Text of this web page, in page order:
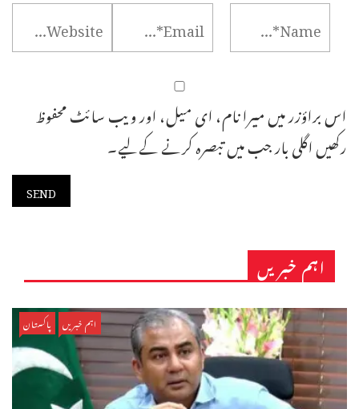
اس براؤزر میں میرا نام، ای میل، اور ویب سائٹ محفوظ
رکھیں اگلی بار جب میں تبصرہ کرنے کےلیے۔
اہم خبریں
اہم خبریں پاکستان